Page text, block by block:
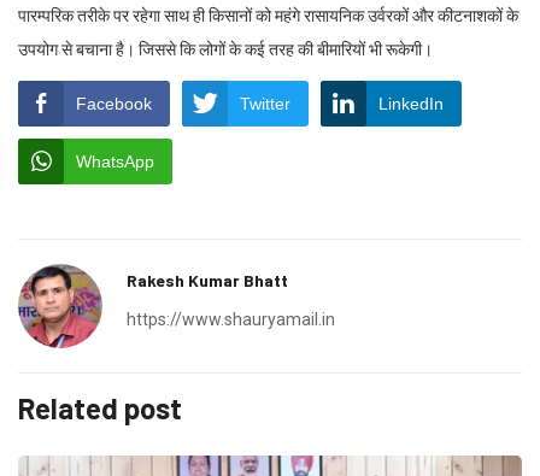
पारम्परिक तरीके पर रहेगा साथ ही किसानों को महंगे रासायनिक उर्वरकों और कीटनाशकों के
उपयोग से बचाना है। जिससे कि लोगों के कई तरह की बीमारियों भी रूकेगी।
Facebook Twitter LinkedIn
WhatsApp
Rakesh Kumar Bhatt
https://www.shauryamail.in
Related post